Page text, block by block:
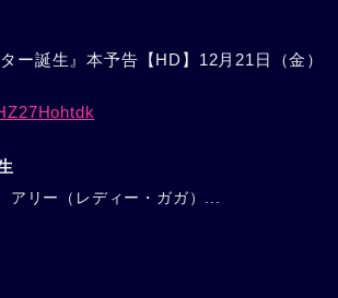
ー誕生』本予告【HD】12月21日（金）
アリー（レディー・ガガ）...